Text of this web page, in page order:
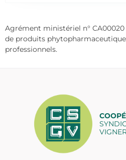
Agrément ministériel n° CA00020
de produits
professionnels.